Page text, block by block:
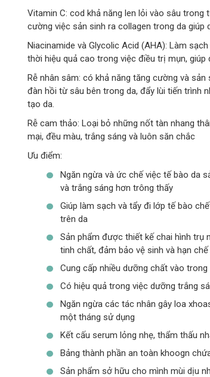
Vitamin C: cod khả năng len lỏi vào sâu
cường việc sản sinh ra collagen trong da
Niacinamide và Glycolic Acid (AHA): Làm
thời hiệu quả cao trong việc điều trị mụn,
Rễ nhân sâm: có khả năng tăng cường và
đàn hồi từ sâu bên trong da, đẩy lùi tiến trình
tạo da.
Rễ cam thảo: Loại bỏ những nốt tàn nhang
mại, đều màu, trắng sáng và luôn săn chắc
Ưu điểm:
Ngăn ngừa và ức chế việc tế bào da
và trắng sáng hơn trông thấy
Giúp làm sạch và tẩy đi lớp tế bào
trên da
Sản phẩm được thiết kế chai hình trụ
tinh chất, đảm bảo vệ sinh và hạn chế
Cung cấp nhiều dưỡng chất vào
Có hiệu quả trong việc dưỡng trắng
Ngăn ngừa các tác nhân gây loa
một tháng sử dụng
Kết cấu serum lỏng nhẹ, thẩm thấu
Bảng thành phần an toàn khoogn
Sản phẩm sở hữu cho mình mùi dịu